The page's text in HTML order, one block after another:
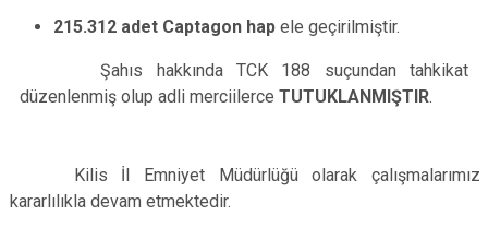
215.312 adet Captagon hap ele geçirilmiştir.
Şahıs hakkında TCK 188 suçundan tahkikat
düzenlenmiş olup adli merciilerce TUTUKLANMIŞTIR.
Kilis İl Emniyet Müdürlüğü olarak çalışmalarımız
kararlılıkla devam etmektedir.